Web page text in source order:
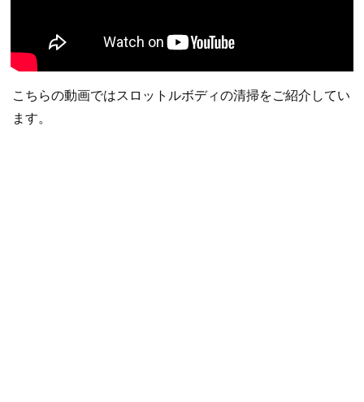
こちらの動画ではスロットルボディの清掃をご紹介してい
ます。